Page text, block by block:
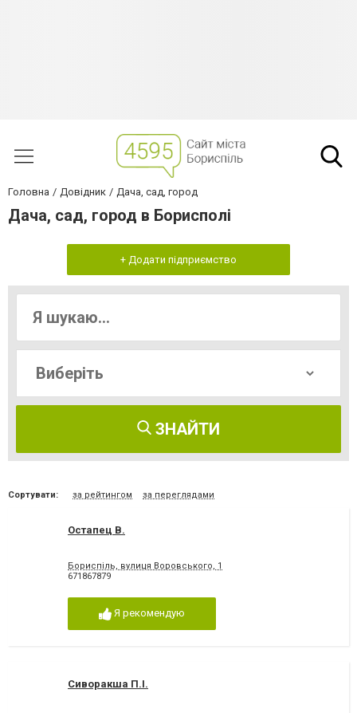
Головна Довідник Дача, сад, город
Дача, сад, город в Борисполі
+ Додати підприємство
ЗНАЙТИ
Сортувати: за рейтингом за переглядами
Остапец В.
Бориспіль, вулиця Воровського, 1
671867879
Я рекомендую
Сиворакша П.І.